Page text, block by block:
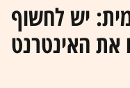
יש לחשוף
את האינטרנט